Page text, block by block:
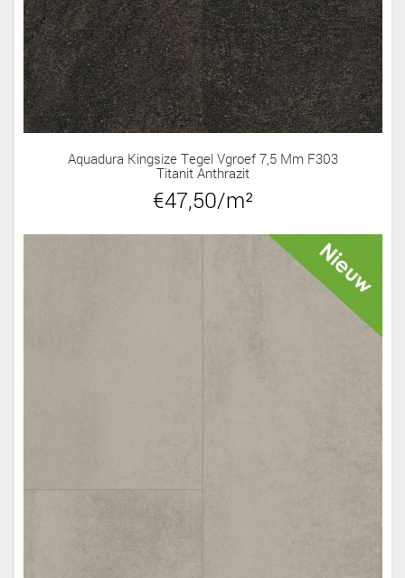
Aquadura Kingsize Tegel Vgroef 7,5 Mm F303
Titanit Anthrazit
€47,50/m²